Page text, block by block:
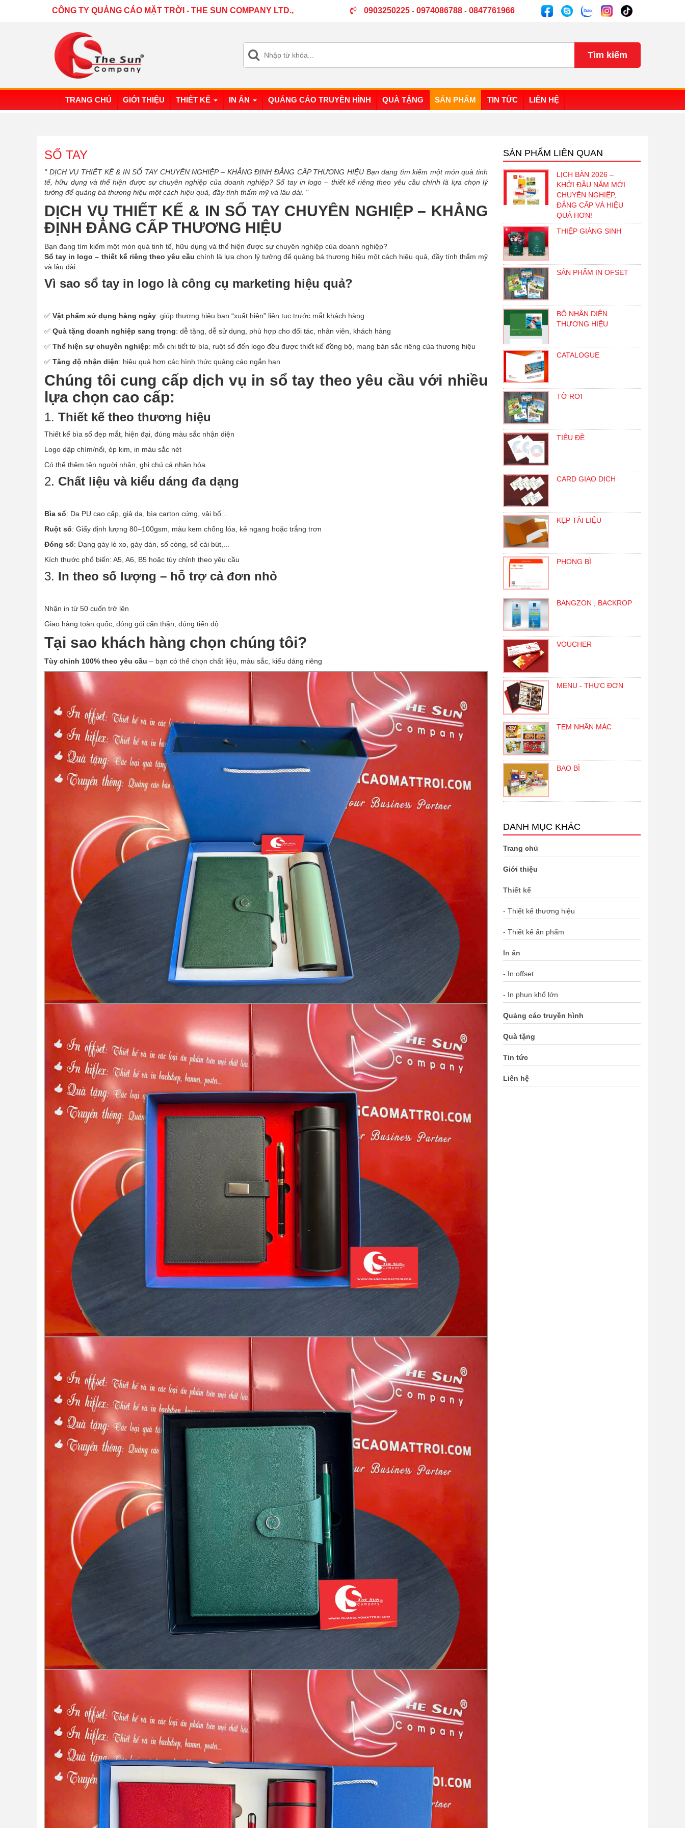
CÔNG TY QUẢNG CÁO MẶT TRỜI - THE SUN COMPANY LTD., 0903250225 - 0974086788 - 0847761966
TRANG CHỦ GIỚI THIỆU THIẾT KẾ IN ẤN QUẢNG CÁO TRUYỀN HÌNH QUÀ TẶNG SẢN PHẨM TIN TỨC LIÊN HỆ
SỔ TAY
" DỊCH VỤ THIẾT KẾ & IN SỔ TAY CHUYÊN NGHIỆP – KHẲNG ĐỊNH ĐẲNG CẤP THƯƠNG HIỆU Bạn đang tìm kiếm một món quà tinh
tế, hữu dụng và thể hiện được sự chuyên nghiệp của doanh nghiệp? Sổ tay in logo – thiết kế riêng theo yêu cầu chính là lựa chọn lý
tưởng để quảng bá thương hiệu một cách hiệu quả, đầy tính thẩm mỹ và lâu dài. "
DỊCH VỤ THIẾT KẾ & IN SỔ TAY CHUYÊN NGHIỆP – KHẲNG
ĐỊNH ĐẲNG CẤP THƯƠNG HIỆU
Bạn đang tìm kiếm một món quà tinh tế, hữu dụng và thể hiện được sự chuyên nghiệp của doanh nghiệp?
Sổ tay in logo – thiết kế riêng theo yêu cầu chính là lựa chọn lý tưởng để quảng bá thương hiệu một cách hiệu quả, đầy tính thẩm mỹ
và lâu dài.
Vì sao sổ tay in logo là công cụ marketing hiệu quả?
✅ Vật phẩm sử dụng hàng ngày: giúp thương hiệu bạn “xuất hiện” liên tục trước mắt khách hàng
✅ Quà tặng doanh nghiệp sang trọng: dễ tặng, dễ sử dụng, phù hợp cho đối tác, nhân viên, khách hàng
✅ Thể hiện sự chuyên nghiệp: mỗi chi tiết từ bìa, ruột sổ đến logo đều được thiết kế đồng bộ, mang bản sắc riêng của thương hiệu
✅ Tăng độ nhận diện: hiệu quả hơn các hình thức quảng cáo ngắn hạn
Chúng tôi cung cấp dịch vụ in sổ tay theo yêu cầu với nhiều
lựa chọn cao cấp:
1. Thiết kế theo thương hiệu
Thiết kế bìa sổ đẹp mắt, hiện đại, đúng màu sắc nhận diện
Logo dập chìm/nổi, ép kim, in màu sắc nét
Có thể thêm tên người nhận, ghi chú cá nhân hóa
2. Chất liệu và kiểu dáng đa dạng
Bìa sổ: Da PU cao cấp, giả da, bìa carton cứng, vải bố...
Ruột sổ: Giấy định lượng 80–100gsm, màu kem chống lóa, kẻ ngang hoặc trắng trơn
Đóng sổ: Dạng gáy lò xo, gáy dán, sổ còng, sổ cài bút,...
Kích thước phổ biến: A5, A6, B5 hoặc tùy chỉnh theo yêu cầu
3. In theo số lượng – hỗ trợ cả đơn nhỏ
Nhận in từ 50 cuốn trở lên
Giao hàng toàn quốc, đóng gói cẩn thận, đúng tiến độ
Tại sao khách hàng chọn chúng tôi?
Tùy chỉnh 100% theo yêu cầu – bạn có thể chọn chất liệu, màu sắc, kiểu dáng riêng
SẢN PHẨM LIÊN QUAN
LỊCH BÀN 2026 –
KHỞI ĐẦU NĂM MỚI
CHUYÊN NGHIỆP,
ĐẲNG CẤP VÀ HIỆU
QUẢ HƠN!
THIỆP GIÁNG SINH
SẢN PHẨM IN OFSET
BỘ NHẬN DIỆN
THƯƠNG HIỆU
CATALOGUE
TỜ RƠI
TIÊU ĐỀ
CARD GIAO DỊCH
KẸP TÀI LIỆU
PHONG BÌ
BANGZON , BACKROP
VOUCHER
MENU - THỰC ĐƠN
TEM NHÃN MÁC
BAO BÌ
DANH MỤC KHÁC
Trang chủ
Giới thiệu
Thiết kế
- Thiết kế thương hiệu
- Thiết kế ấn phẩm
In ấn
- In offset
- In phun khổ lớn
Quảng cáo truyền hình
Quà tặng
Tin tức
Liên hệ